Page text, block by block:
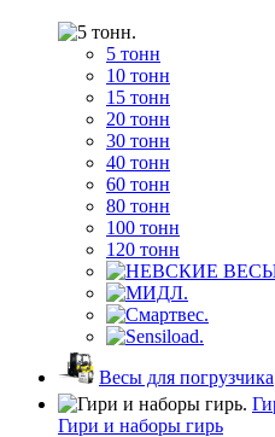
5 тонн
10 тонн
15 тонн
20 тонн
30 тонн
40 тонн
60 тонн
80 тонн
100 тонн
120 тонн
Весы для погрузчика
Гири и наборы гирь